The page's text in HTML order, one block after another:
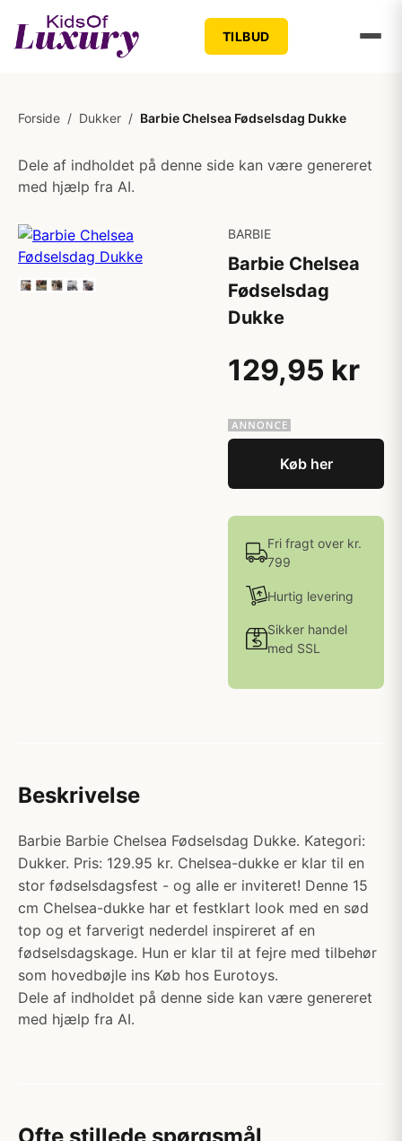
TILBUD
Forside / Dukker / Barbie Chelsea Fødselsdag Dukke
Dele af indholdet på denne side kan være genereret
med hjælp fra AI.
BARBIE
Barbie Chelsea
Fødselsdag
Dukke
129,95 kr
Køb her
Fri fragt over kr.
799
Hurtig levering
Sikker handel
med SSL
Beskrivelse
Barbie Barbie Chelsea Fødselsdag Dukke. Kategori:
Dukker. Pris: 129.95 kr. Chelsea-dukke er klar til en
stor fødselsdagsfest - og alle er inviteret! Denne 15
cm Chelsea-dukke har et festklart look med en sød
top og et farverigt nederdel inspireret af en
fødselsdagskage. Hun er klar til at fejre med tilbehør
som hovedbøjle ins Køb hos Eurotoys.
Dele af indholdet på denne side kan være genereret
med hjælp fra AI.